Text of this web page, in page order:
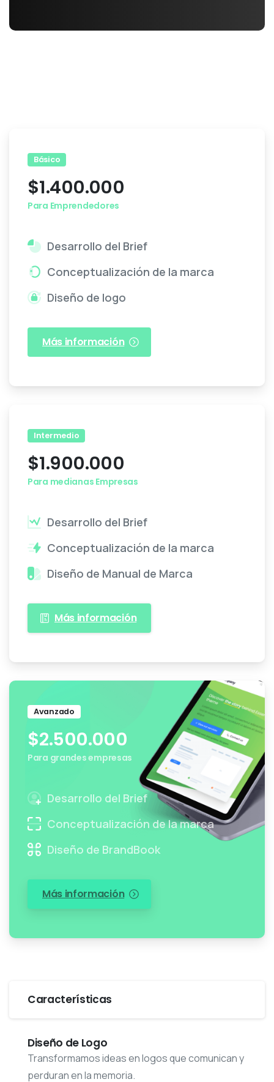
Básico
$1.400.000
Para Emprendedores
Desarrollo del Brief
Conceptualización de la marca
Diseño de logo
Más información
Intermedio
$1.900.000
Para medianas Empresas
Desarrollo del Brief
Conceptualización de la marca
Diseño de Manual de Marca
Más información
Avanzado
$2.500.000
Para grandes empresas
Desarrollo del Brief
Conceptualización de la marca
Diseño de BrandBook
Más información
Características
Diseño de Logo
Transformamos ideas en logos que comunican y
perduran en la memoria.